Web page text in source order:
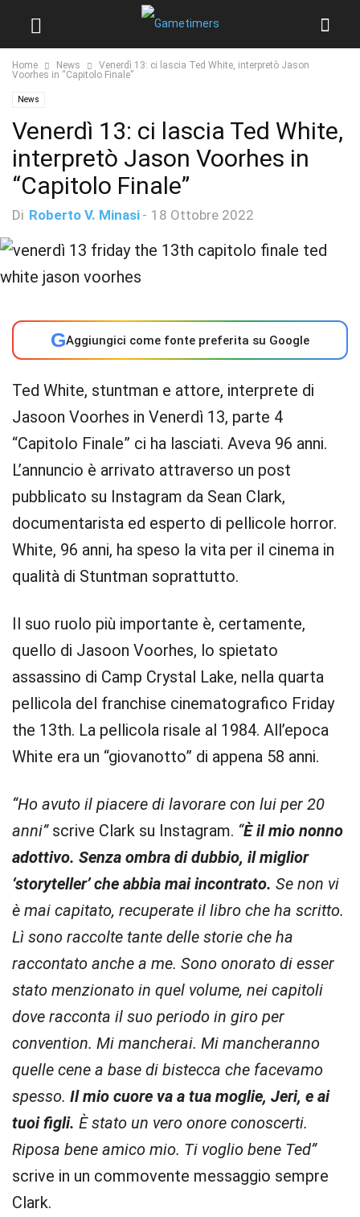
Home News
Venerdì 13: ci lascia Ted White, interpretò Jason
Voorhes in “Capitolo Finale”
News
Venerdì 13: ci lascia Ted White,
interpretò Jason Voorhes in
“Capitolo Finale”
Di Roberto V. Minasi - 18 Ottobre 2022
GAggiungici come fonte preferita su Google
Ted White, stuntman e attore, interprete di
Jasoon Voorhes in Venerdì 13, parte 4
“Capitolo Finale” ci ha lasciati. Aveva 96 anni.
L’annuncio è arrivato attraverso un post
pubblicato su Instagram da Sean Clark,
documentarista ed esperto di pellicole horror.
White, 96 anni, ha speso la vita per il cinema in
qualità di Stuntman soprattutto.
Il suo ruolo più importante è, certamente,
quello di Jasoon Voorhes, lo spietato
assassino di Camp Crystal Lake, nella quarta
pellicola del franchise cinematografico Friday
the 13th. La pellicola risale al 1984. All’epoca
White era un “giovanotto” di appena 58 anni.
“Ho avuto il piacere di lavorare con lui per 20
anni”scrive Clark su Instagram. “È il mio nonno
adottivo. Senza ombra di dubbio, il miglior
‘storyteller’ che abbia mai incontrato. Se non vi
è mai capitato, recuperate il libro che ha scritto.
Lì sono raccolte tante delle storie che ha
raccontato anche a me. Sono onorato di esser
stato menzionato in quel volume, nei capitoli
dove racconta il suo periodo in giro per
convention. Mi mancherai. Mi mancheranno
quelle cene a base di bistecca che facevamo
spesso. Il mio cuore va a tua moglie, Jeri, e ai
tuoi figli. È stato un vero onore conoscerti.
Riposa bene amico mio. Ti voglio bene Ted”
scrive in un commovente messaggio sempre
Clark.